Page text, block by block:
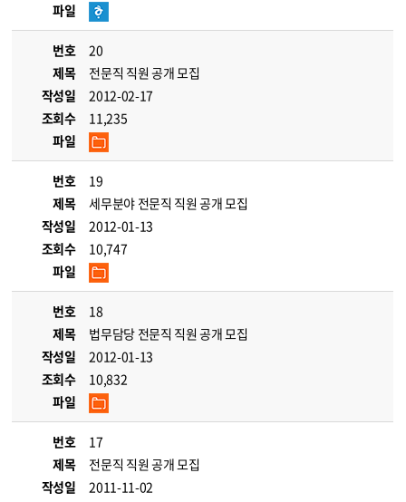
파일
번호
20
제목
전문직 직원 공개 모집
작성일
2012-02-17
조회수
11,235
파일
번호
19
제목
세무분야 전문직 직원 공개 모집
작성일
2012-01-13
조회수
10,747
파일
번호
18
제목
법무담당 전문직 직원 공개 모집
작성일
2012-01-13
조회수
10,832
파일
번호
17
제목
전문직 직원 공개 모집
작성일
2011-11-02